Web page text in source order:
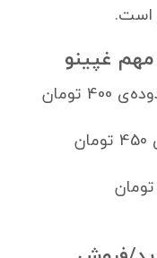
است.
غپینو
تومان